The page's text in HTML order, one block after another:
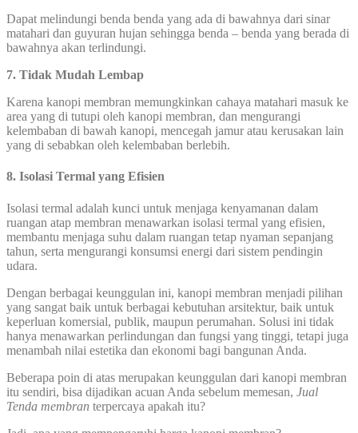
Dapat melindungi benda benda yang ada di bawahnya dari sinar
matahari dan guyuran hujan sehingga benda – benda yang berada di
bawahnya akan terlindungi.
7. Tidak Mudah Lembap
Karena kanopi membran memungkinkan cahaya matahari masuk ke
area yang di tutupi oleh kanopi membran, dan mengurangi
kelembaban di bawah kanopi, mencegah jamur atau kerusakan lain
yang di sebabkan oleh kelembaban berlebih.
8. Isolasi Termal yang Efisien
Isolasi termal adalah kunci untuk menjaga kenyamanan dalam
ruangan atap membran menawarkan isolasi termal yang efisien,
membantu menjaga suhu dalam ruangan tetap nyaman sepanjang
tahun, serta mengurangi konsumsi energi dari sistem pendingin
udara.
Dengan berbagai keunggulan ini, kanopi membran menjadi pilihan
yang sangat baik untuk berbagai kebutuhan arsitektur, baik untuk
keperluan komersial, publik, maupun perumahan. Solusi ini tidak
hanya menawarkan perlindungan dan fungsi yang tinggi, tetapi juga
menambah nilai estetika dan ekonomi bagi bangunan Anda.
Beberapa poin di atas merupakan keunggulan dari kanopi membran
itu sendiri, bisa dijadikan acuan Anda sebelum memesan, Jual
Tenda membran terpercaya apakah itu?